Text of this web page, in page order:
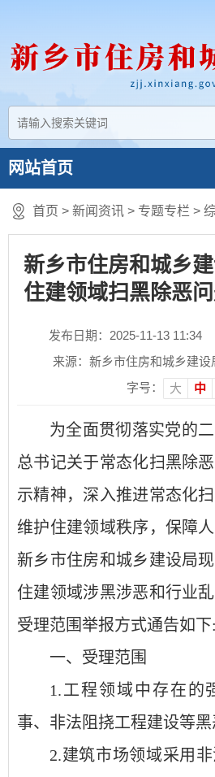
网站首页
首页 > 新闻资讯 > 专题专栏 >
新乡市住房和城乡
住建领域扫黑除恶
发布日期：2025-11-13 11:34
来源：新乡市住房和城乡建设
字号：
大 中
为全面贯彻落实党的
总书记关于常态化扫黑除
示精神，深入推进常态化
维护住建领域秩序，保障
新乡市住房和城乡建设局
住建领域涉黑涉恶和行业
受理范围举报方式通告如下:
一、受理范围
1.工程领域中存在的
事、非法阻挠工程建设等黑
2.建筑市场领域采用